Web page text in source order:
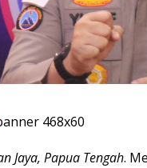
Jaya, Papua Tengah.